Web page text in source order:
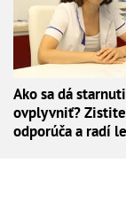
Ako sa dá
ovplyvniť?
odporúča a radí